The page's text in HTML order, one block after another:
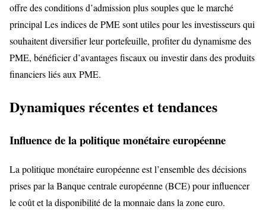
offre des conditions d’admission plus souples que le marché
principal Les indices de PME sont utiles pour les investisseurs qui
souhaitent diversifier leur portefeuille, profiter du dynamisme des
PME, bénéficier d’avantages fiscaux ou investir dans des produits
financiers liés aux PME.
Dynamiques récentes et tendances
Influence de la politique monétaire européenne
La politique monétaire européenne est l’ensemble des décisions
prises par la Banque centrale européenne (BCE) pour influencer
le coût et la disponibilité de la monnaie dans la zone euro.